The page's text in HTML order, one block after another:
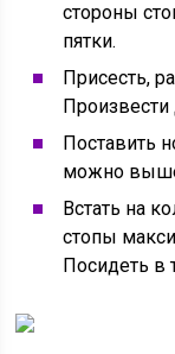
стороны
пятки.
Присесть,
Поставить
можно
Встать на
стопы
Посидеть в